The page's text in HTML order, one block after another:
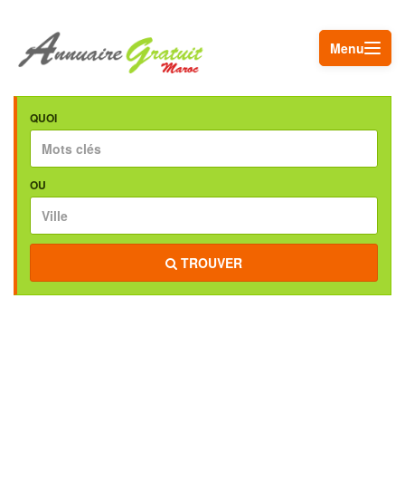
Menu
QUOI
OU
TROUVER